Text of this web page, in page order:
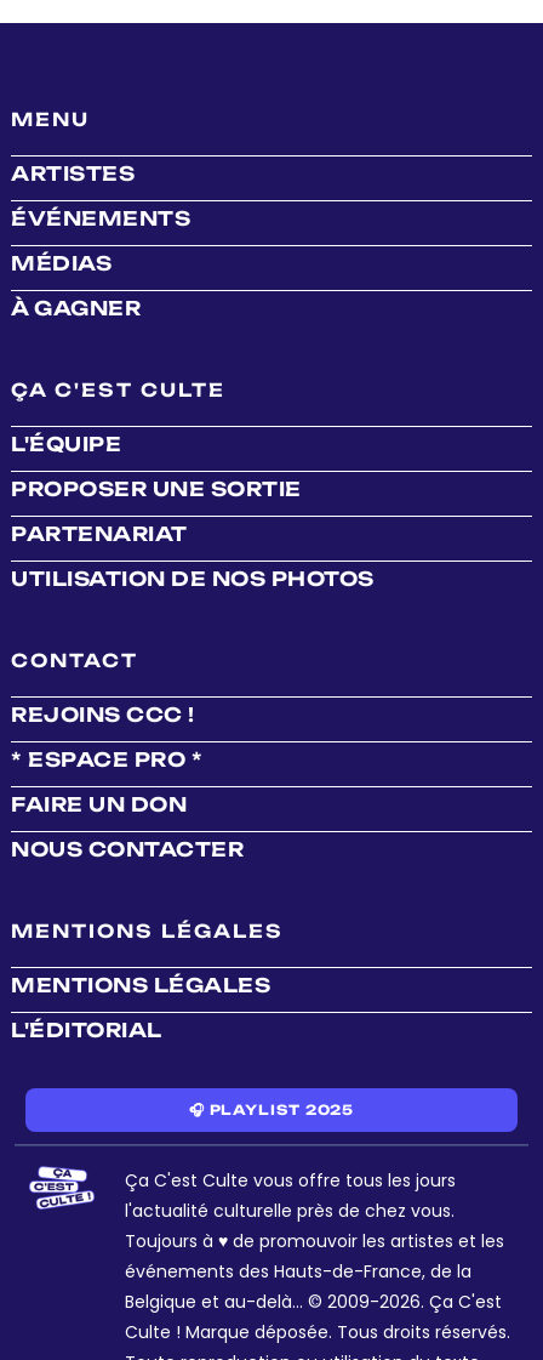
MENU
ARTISTES
ÉVÉNEMENTS
MÉDIAS
À GAGNER
ÇA C'EST CULTE
L'ÉQUIPE
PROPOSER UNE SORTIE
PARTENARIAT
UTILISATION DE NOS PHOTOS
CONTACT
REJOINS CCC !
* ESPACE PRO *
FAIRE UN DON
NOUS CONTACTER
MENTIONS LÉGALES
MENTIONS LÉGALES
L'ÉDITORIAL
🎧 PLAYLIST 2025
Ça C'est Culte vous offre tous les jours
l'actualité culturelle près de chez vous.
Toujours à ♥ de promouvoir les artistes et les
événements des Hauts-de-France, de la
Belgique et au-delà... © 2009-2026. Ça C'est
Culte ! Marque déposée. Tous droits réservés.